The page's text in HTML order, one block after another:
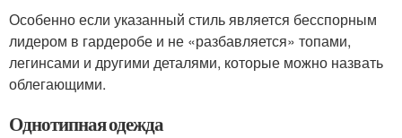
Особенно если указанный стиль является бесспорным
лидером в гардеробе и не «разбавляется» топами,
легинсами и другими деталями, которые можно назвать
облегающими.
Однотипная одежда